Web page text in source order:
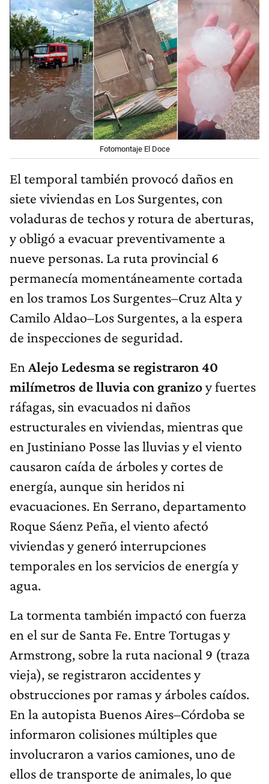
Fotomontaje El Doce
El temporal también provocó daños en
siete viviendas en Los Surgentes, con
voladuras de techos y rotura de aberturas,
y obligó a evacuar preventivamente a
nueve personas. La ruta provincial 6
permanecía momentáneamente cortada
en los tramos Los Surgentes–Cruz Alta y
Camilo Aldao–Los Surgentes, a la espera
de inspecciones de seguridad.
En Alejo Ledesma se registraron 40
milímetros de lluvia con granizoy fuertes
ráfagas, sin evacuados ni daños
estructurales en viviendas, mientras que
en Justiniano Posse las lluvias y el viento
causaron caída de árboles y cortes de
energía, aunque sin heridos ni
evacuaciones. En Serrano, departamento
Roque Sáenz Peña, el viento afectó
viviendas y generó interrupciones
temporales en los servicios de energía y
agua.
La tormenta también impactó con fuerza
en el sur de Santa Fe. Entre Tortugas y
Armstrong, sobre la ruta nacional 9 (traza
vieja), se registraron accidentes y
obstrucciones por ramas y árboles caídos.
En la autopista Buenos Aires–Córdoba se
informaron colisiones múltiples que
involucraron a varios camiones, uno de
ellos de transporte de animales, lo que